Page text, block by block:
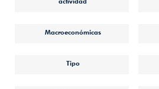
Macroeconómicas
Tipo